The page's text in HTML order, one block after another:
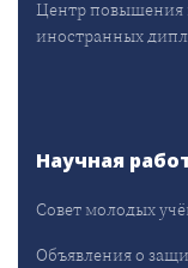
Центр повышения
иностранных
Научная
Совет молодых
Объявления о